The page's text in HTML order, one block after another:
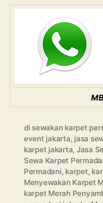
di sewakan karpet
event jakarta, jasa
karpet jakarta, Jasa
Sewa Karpet
Permadani, karpet,
Menyewakan Karpet
karpet Merah